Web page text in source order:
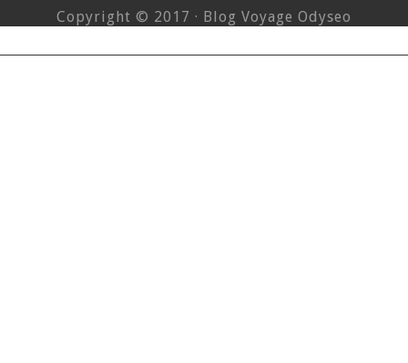
Copyright © 2017 · Blog Voyage Odyseo